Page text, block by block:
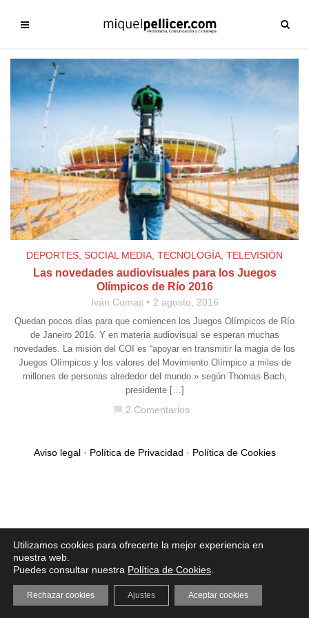
DEPORTES, SOCIAL MEDIA, TECNOLOGÍA, TELEVISIÓN
Las novedades audiovisuales para los Juegos
Olímpicos de Río 2016
Iván Comas 2 agosto, 2016
Quedan pocos días para que comiencen los Juegos Olímpicos de Río
de Janeiro 2016. Y en materia audiovisual se esperan muchas
novedades. La misión del COI es “apoyar en transmitir la magia de los
Juegos Olímpicos y los valores del Movimiento Olímpico a miles de
millones de personas alrededor del mundo.» según Thomas Bach,
presidente […]
chat_bubble 2 Comentarios
Aviso legal· Política de Privacidad · Política de Cookies
Utilizamos cookies para ofrecerte la mejor experiencia en
nuestra web.
Puedes consultar nuestra Política de Cookies
Aceptar cookies
Rechazar cookies Ajustes